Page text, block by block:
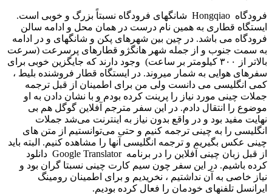
فرودگاه Hongqiao شانگهای فرودگاه نسبتاً بزرگ و خوبی است.
ایستگاه قطاری به همین نام درست در همان محل و ادامه سالن
فرودگاه می باشد. در چین بین شهرهای پکن و شانگهای و در ادامه
به سمت جنوب و از جمله شهر هانگژو قطارهای پرسرعت (سرعت
بالاتر از ۳۰۰ کیلومتر بر ساعت) وجود دارند که جایگزین خوبی برای
سفرهای هوایی به شمار می­روند. در ایستگاه قطار فروشنده بلیط ،
کمی انگلیسی می دانست ولی من برای اطمینان از قبل ترجمه
جملات چینی مورد نیاز را پرینت کرده بودم و با نشان دادن به او
موضوع را انتقال دادم. در این سفر مترجم آفلاین گوگل هم بی
نهایت مفید بود و در واقع بدون نیاز به اینترنت می‌شد جملات
انگلیسی را به چینی ترجمه کنیم و حتی می‌توانستیم از متن های
چینی عکس بگیریم و ترجمه انگلیسی آنها را مشاهده کنیم. البته باید
از قبل زبان چینی آفلاین را در برنامه Google Translator دانلود
کرده باشیم. در این سفر چون سیم کارت چینی نسبتا گران بود و
نیاز خاصی به آن نداشتیم ، نخریدیم و برای اطمینان رومینگ
ایرانسل تلفنهای خودمان را فعال کرده بودیم.